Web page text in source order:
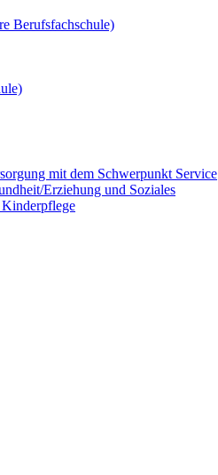
Berufsfachschule)
mit dem Schwerpunkt Service
Erziehung und Soziales